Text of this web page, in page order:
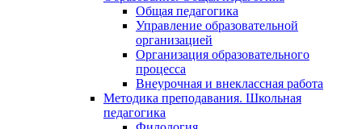
Общая педагогика
Управление образовательной
организацией
Организация образовательного
процесса
Внеурочная и внеклассная работа
Методика преподавания. Школьная
педагогика